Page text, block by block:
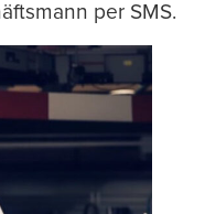
per SMS.